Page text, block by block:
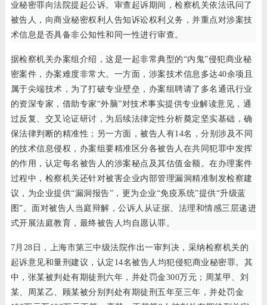
业秘密罪向法院提起公诉。审查起诉期间，检察机关依法讯问了
被告人，向商业秘密权利人告知诉讼权利义务，并重点对涉案技
术信息是否具备非公知性和同一性进行审查。
据检察机关办案组介绍，这是一起非常典型的“内鬼”侵犯商业秘
密案件，办案难度非常大。一方面，涉案技术信息多达40余项且
属于尖端技术，为了打破专业壁垒，办案组聘请了多名通讯行业
的资深专家，借助专家“外脑”对技术事实提供专业解读意见，通
过反复、交叉论证研讨，为后续法律定性分析奠定坚实基础，确
保法律判断的精准性；另一方面，被告人有14名，分别涉及不同
的技术信息侵权，办案组要精准区分各被告人在共同犯罪中发挥
的作用，认定每名被告人的涉案秘点及其估值金额。在办理案件
过程中，检察机关还针对被害企业内部管理漏洞精准制发检察建
议，为企业提供“漏洞报告”，更为企业“免疫系统”提供“升级蓝
图”。面对被告人当庭辩解，公诉人从证据、法理和情感三层递进
式开展法庭教育，最终被告人均自愿认罪。
7月28日，上海市第三中级法院作出一审判决，采纳检察机关的
起诉意见和量刑建议，认定14名被告人均犯侵犯商业秘密罪。其
中，张某被判处有期徒刑六年，并处罚金300万元；周某甲、刘
某、周某乙、顾某被分别判处有期徒刑五年至三年，并处罚金